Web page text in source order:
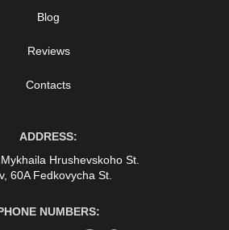
Blog
Reviews
Contacts
ADDRESS:
Hrushevskoho St.
60A Fedkovycha St.
NUMBERS: